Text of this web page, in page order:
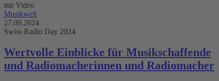
mit Video
Musikwelt
27.09.2024
Swiss Radio Day 2024
Wertvolle Einblicke für Musikschaffende
und Radiomacherinnen und Radiomacher